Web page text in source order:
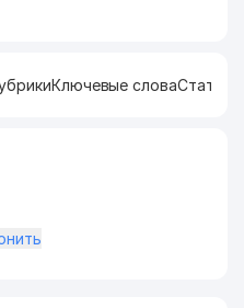
Ключевые слова